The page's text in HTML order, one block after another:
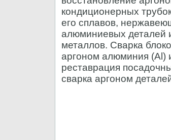
кондиционерных
его сплавов,
алюминиевых деталей
металлов. Сварка
аргоном алюминия (Al)
реставрация
сварка аргоном